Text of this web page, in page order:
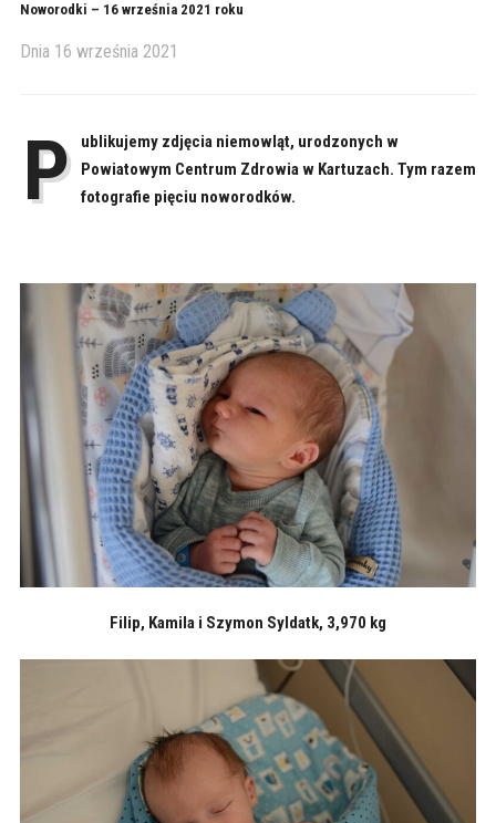
Noworodki – 16 września 2021 roku
Dnia 16 września 2021
P
ublikujemy zdjęcia niemowląt, urodzonych w
Powiatowym Centrum Zdrowia w Kartuzach. Tym razem
fotografie pięciu noworodków.
Filip, Kamila i Szymon Syldatk, 3,970 kg